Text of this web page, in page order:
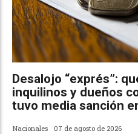
Desalojo “exprés”:
inquilinos y dueños
tuvo media sanción
Nacionales 07 de agosto de 2026